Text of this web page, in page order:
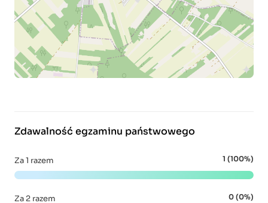
Zdawalność egzaminu państwowego
Za 1 razem 1 (100%)
Za 2 razem 0 (0%)